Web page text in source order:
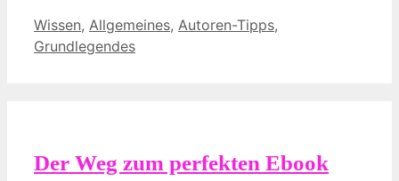
Kategorien
Wissen, Allgemeines, Autoren-Tipps,
Grundlegendes
Der Weg zum perfekten Ebook